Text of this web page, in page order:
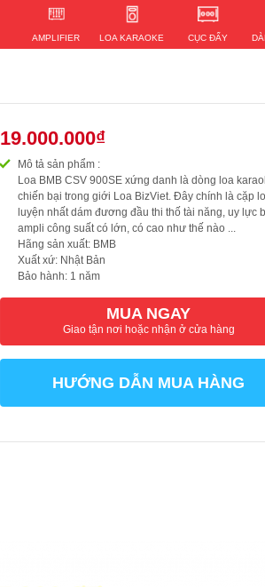
AMPLIFIER LOA KARAOKE CỤC ĐẨY
19.000.000₫
Mô tả sản phẩm :
Loa BMB CSV 900SE xứng danh là dòng loa
chiến bại trong giới Loa BizViet. Đây chính là cặp
luyện nhất dám đương đầu thi thố tài năng, uy lực
ampli công suất có lớn, có cao như thế nào ...
Hãng sản xuất: BMB
Xuất xứ: Nhật Bản
Bảo hành: 1 năm
MUA NGAY
Giao tận nơi hoặc nhận ở cửa hàng
HƯỚNG DẪN MUA HÀNG